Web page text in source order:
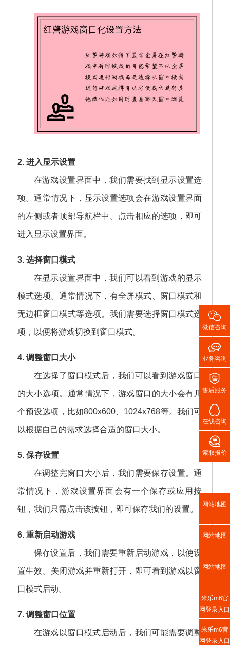
2. 进入显示设置
在游戏设置界面中，我们需要找到显示设置选
项。通常情况下，显示设置选项会在游戏设置界面
的左侧或者顶部导航栏中。点击相应的选项，即可
进入显示设置界面。
3. 选择窗口模式
在显示设置界面中，我们可以看到游戏的显示
模式选项。通常情况下，有全屏模式、窗口模式和
无边框窗口模式等选项。我们需要选择窗口模式选
项，以便将游戏切换到窗口模式。
4. 调整窗口大小
在选择了窗口模式后，我们可以看到游戏窗口
的大小选项。通常情况下，游戏窗口的大小会有几
个预设选项，比如800x600、1024x768等。我们可
以根据自己的需求选择合适的窗口大小。
5. 保存设置
在调整完窗口大小后，我们需要保存设置。通
常情况下，游戏设置界面会有一个保存或应用按
钮，我们只需点击该按钮，即可保存我们的设置。
6. 重新启动游戏
保存设置后，我们需要重新启动游戏，以使设
置生效。关闭游戏并重新打开，即可看到游戏以窗
口模式启动。
7. 调整窗口位置
在游戏以窗口模式启动后，我们可能需要调整

微信咨询

业务咨询

售后服务

在线咨询

索取报价
网站地图
网站地图
网站地图
米乐m6官
网登录入口
网页版
米乐m6官
网登录入口